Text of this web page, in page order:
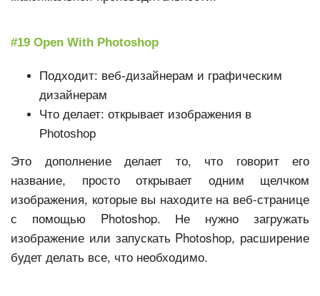
#19 Open With Photoshop
Подходит: веб-дизайнерам и графическим
дизайнерам
Что делает: открывает изображения в
Photoshop
Это дополнение делает то, что говорит его
название, просто открывает одним щелчком
изображения, которые вы находите на веб-странице
с помощью Photoshop. Не нужно загружать
изображение или запускать Photoshop, расширение
будет делать все, что необходимо.